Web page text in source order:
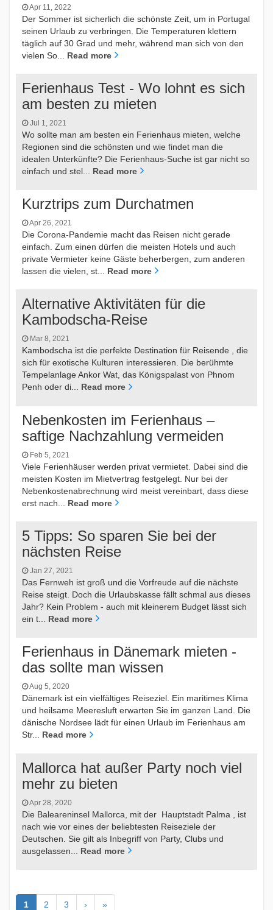
Apr 11, 2022
Der Sommer ist sicherlich die schönste Zeit, um in Portugal
seinen Urlaub zu verbringen. Die Temperaturen klettern
täglich auf 30 Grad und mehr, während man sich von den
vielen So... Read more
Ferienhaus Test - Wo lohnt es sich
am besten zu mieten
Jul 1, 2021
Wo sollte man am besten ein Ferienhaus mieten, welche
Regionen sind die schönsten und wie findet man die
idealen Unterkünfte? Die Ferienhaus-Suche ist gar nicht so
einfach und stel... Read more
Kurztrips zum Durchatmen
Apr 26, 2021
Die Corona-Pandemie macht das Reisen nicht gerade
einfach. Zum einen dürfen die meisten Hotels und auch
private Vermieter keine Gäste beherbergen, zum anderen
lassen die vielen, st... Read more
Alternative Aktivitäten für die
Kambodscha-Reise
Mar 8, 2021
Kambodscha ist die perfekte Destination für Reisende , die
sich für exotische Kulturen interessieren. Die berühmte
Tempelanlage Ankor Wat, das Königspalast von Phnom
Penh oder di... Read more
Nebenkosten im Ferienhaus –
saftige Nachzahlung vermeiden
Feb 5, 2021
Viele Ferienhäuser werden privat vermietet. Dabei sind die
meisten Kosten im Mietvertrag festgelegt. Nur bei der
Nebenkostenabrechnung wird meist vereinbart, dass diese
erst nach... Read more
5 Tipps: So sparen Sie bei der
nächsten Reise
Jan 27, 2021
Das Fernweh ist groß und die Vorfreude auf die nächste
Reise steigt. Doch die Urlaubskasse fällt schmal aus dieses
Jahr? Kein Problem - auch mit kleinerem Budget lässt sich
ein t... Read more
Ferienhaus in Dänemark mieten -
das sollte man wissen
Aug 5, 2020
Dänemark ist ein vielfältiges Reiseziel. Ein maritimes Klima
und heilsame Meeresluft erwarten Sie im ganzen Land. Die
dänische Nordsee lädt für einen Urlaub im Ferienhaus am
Str... Read more
Mallorca hat außer Party noch viel
mehr zu bieten
Apr 28, 2020
Die Baleareninsel Mallorca, mit der Hauptstadt Palma , ist
nach wie vor eines der beliebtesten Reiseziele der
Deutschen. Sie gilt als Inbegriff von Party, Clubs und
ausgelassen... Read more
1 2 3 › »